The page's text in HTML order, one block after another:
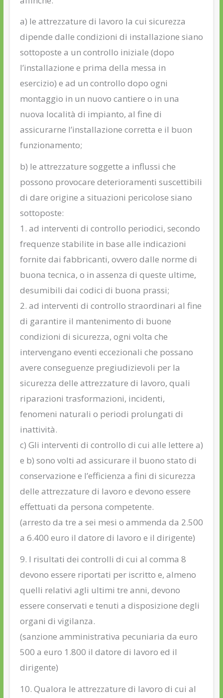
a) le attrezzature di lavoro la cui sicurezza
dipende dalle condizioni di installazione siano
sottoposte a un controllo iniziale (dopo
l’installazione e prima della messa in
esercizio) e ad un controllo dopo ogni
montaggio in un nuovo cantiere o in una
nuova località di impianto, al fine di
assicurarne l’installazione corretta e il buon
funzionamento;
b) le attrezzature soggette a influssi che
possono provocare deterioramenti suscettibili
di dare origine a situazioni pericolose siano
sottoposte:
1. ad interventi di controllo periodici, secondo
frequenze stabilite in base alle indicazioni
fornite dai fabbricanti, ovvero dalle norme di
buona tecnica, o in assenza di queste ultime,
desumibili dai codici di buona prassi;
2. ad interventi di controllo straordinari al fine
di garantire il mantenimento di buone
condizioni di sicurezza, ogni volta che
intervengano eventi eccezionali che possano
avere conseguenze pregiudizievoli per la
sicurezza delle attrezzature di lavoro, quali
riparazioni trasformazioni, incidenti,
fenomeni naturali o periodi prolungati di
inattività.
c) Gli interventi di controllo di cui alle lettere a)
e b) sono volti ad assicurare il buono stato di
conservazione e l’efficienza a fini di sicurezza
delle attrezzature di lavoro e devono essere
effettuati da persona competente.
(arresto da tre a sei mesi o ammenda da 2.500
a 6.400 euro il datore di lavoro e il dirigente)
9. I risultati dei controlli di cui al comma 8
devono essere riportati per iscritto e, almeno
quelli relativi agli ultimi tre anni, devono
essere conservati e tenuti a disposizione degli
organi di vigilanza.
(sanzione amministrativa pecuniaria da euro
500 a euro 1.800 il datore di lavoro ed il
dirigente)
10. Qualora le attrezzature di lavoro di cui al